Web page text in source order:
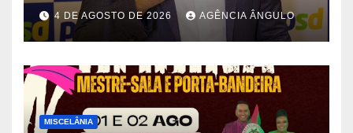
deputado estadual pelo PSD
durante convenção em São
Paulo
4 DE AGOSTO DE 2026 AGÊNCIA ÂNGULO
MISCELÂNIA